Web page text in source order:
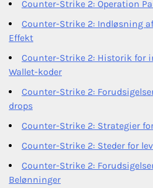
Counter-Strike 2: Operation
Counter-Strike 2: Indløsning
Effekt
Counter-Strike 2: Historik for
Wallet-koder
Counter-Strike 2:
drops
Counter-Strike 2: Strategier
Counter-Strike 2: Steder for
Counter-Strike 2:
Belønninger